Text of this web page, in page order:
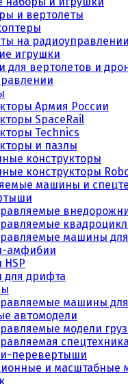
и вертолеты
на радиоуправлении
игрушки
для вертолетов и
Армия России
SpaceRail
Technics
и пазлы
конструкторы
конструкторы
машины и
машины
амфибии
дрифта
машины
автомодели
модели
перевертыши
и масштабные